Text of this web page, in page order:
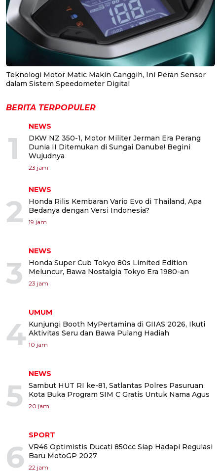
Teknologi Motor Matic Makin Canggih, Ini Peran Sensor
dalam Sistem Speedometer Digital
BERITA TERPOPULER
1
NEWS
DKW NZ 350-1, Motor Militer Jerman Era Perang
Dunia II Ditemukan di Sungai Danube! Begini
Wujudnya
23 jam
2
NEWS
Honda Rilis Kembaran Vario Evo di Thailand, Apa
Bedanya dengan Versi Indonesia?
19 jam
3
NEWS
Honda Super Cub Tokyo 80s Limited Edition
Meluncur, Bawa Nostalgia Tokyo Era 1980-an
23 jam
4
UMUM
Kunjungi Booth MyPertamina di GIIAS 2026, Ikuti
Aktivitas Seru dan Bawa Pulang Hadiah
10 jam
5
NEWS
Sambut HUT RI ke-81, Satlantas Polres Pasuruan
Kota Buka Program SIM C Gratis Untuk Nama Agus
20 jam
6
SPORT
VR46 Optimistis Ducati 850cc Siap Hadapi Regulasi
Baru MotoGP 2027
22 jam